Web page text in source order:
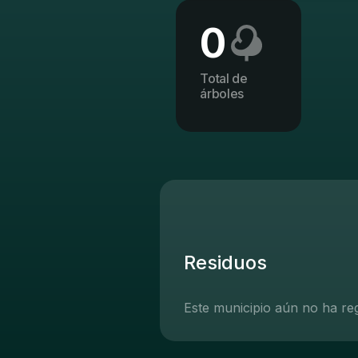
0
Total de
árboles
Residuos
Este municipio aún no ha